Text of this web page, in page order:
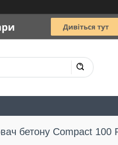
бетону Compact 100